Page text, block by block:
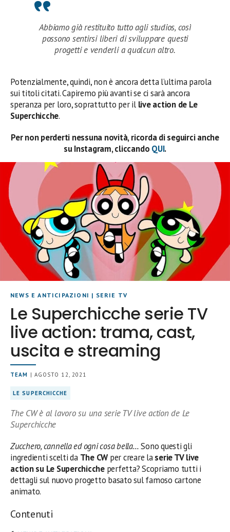
Abbiamo già restituito tutto agli studios, così
possono sentirsi liberi di sviluppare questi
progetti e venderli a qualcun altro.
Potenzialmente, quindi, non è ancora detta l’ultima parola
sui titoli citati. Capiremo più avanti se ci sarà ancora
speranza per loro, soprattutto per il live action de Le
Superchicche.
Per non perderti nessuna novità, ricorda di seguirci anche
su Instagram, cliccando QUI.
NEWS E ANTICIPAZIONI | SERIE TV
Le Superchicche serie TV
live action: trama, cast,
uscita e streaming
TEAM | AGOSTO 12, 2021
LE SUPERCHICCHE
The CW è al lavoro su una serie TV live action de Le
Superchicche
Zucchero, cannella ed ogni cosa bella…Sono questi gli
ingredienti scelti da The CW per creare laserie TV live
action su Le Superchiccheperfetta? Scopriamo tutti i
dettagli sul nuovo progetto basato sul famoso cartone
animato.
Contenuti